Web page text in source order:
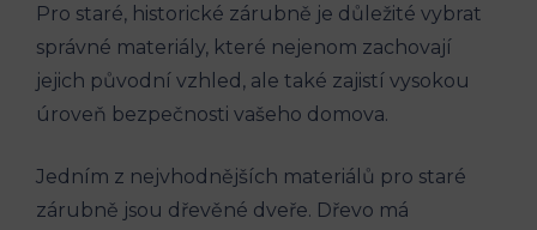
Pro staré, historické zárubně je důležité vybrat
správné materiály, které nejenom zachovají
jejich původní vzhled, ale také zajistí vysokou
úroveň bezpečnosti vašeho domova.
Jedním z nejvhodnějších materiálů pro staré
zárubně jsou dřevěné dveře. Dřevo má